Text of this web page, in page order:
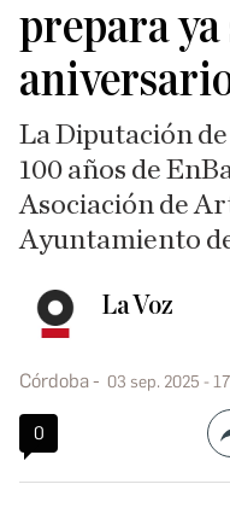
prepara ya
La Diputación
100 años de
Asociación de
Ayuntamiento
La Voz
Córdoba 03 sep. 2025 -
0